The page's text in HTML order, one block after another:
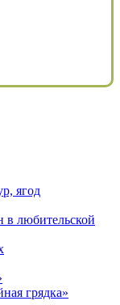
ягод
в любительской
грядка»